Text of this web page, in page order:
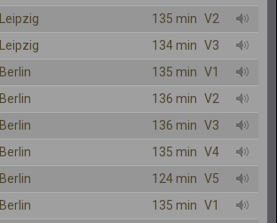
Leipzig 135 min V2
Leipzig 134 min V3
Berlin 135 min V1
Berlin 136 min V2
Berlin 136 min V3
Berlin 135 min V4
Berlin 124 min V5
Berlin 135 min V1